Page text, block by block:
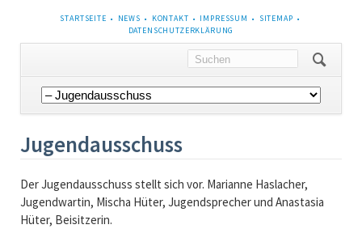
NAVIGATION
STARTSEITE NEWS KONTAKT IMPRESSUM
SITEMAP
DATENSCHUTZERKLÄRUNG
Navigation
überspringen
Jugendausschuss
Der Jugendausschuss stellt sich vor. Marianne Haslacher,
Jugendwartin, Mischa Hüter, Jugendsprecher und Anastasia
Hüter, Beisitzerin.